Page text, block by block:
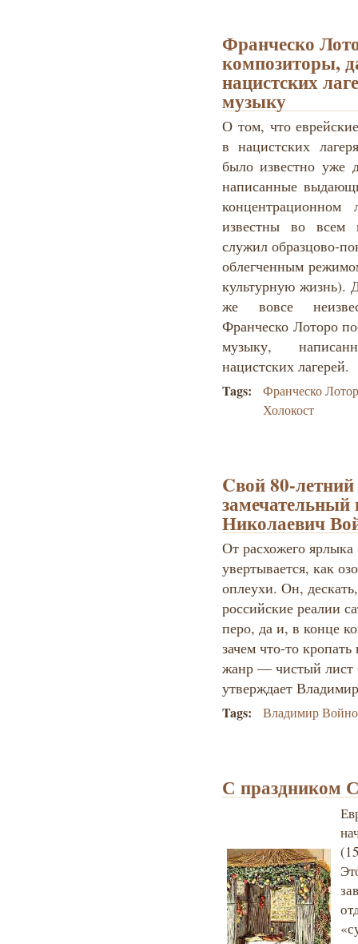
Франческо
композиторы,
нацистских
музыку
О том, что
в нацистских
было известно уже
написанные
концентрационном
известны во всем
служил образцово-
облегченным
культурную жизнь).
же вовсе
Франческо Лоторо
музыку,
нацистских лагерей.
Tags:
Франческо
Холокост
Cвой 80-
Николаевич
От расхожего
увертывается, как
оплеухи. Он,
российские реалии
перо, да и, в конце
зачем что-то
жанр — чистый лист
утверждает
Tags: Владимир
С праздником